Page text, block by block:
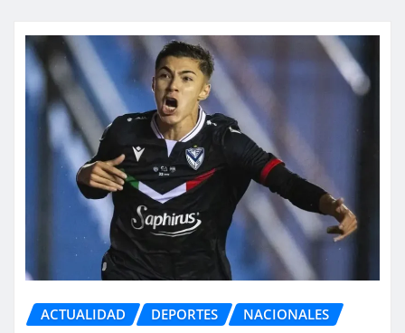
ACTUALIDAD DEPORTES NACIONALES